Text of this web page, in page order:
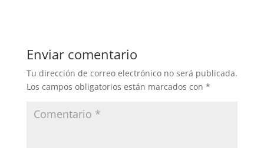
Enviar comentario
Tu dirección de correo electrónico no será publicada.
Los campos obligatorios están marcados con *